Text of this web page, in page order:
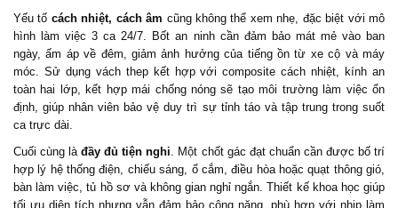
Yếu tố cách nhiệt, cách âm cũng không thể xem nhẹ, đặc biệt với mô
hình làm việc 3 ca 24/7. Bốt an ninh cần đảm bảo mát mẻ vào ban
ngày, ấm áp về đêm, giảm ảnh hưởng của tiếng ồn từ xe cộ và máy
móc. Sử dụng vách thep kết hợp với composite cách nhiệt, kính an
toàn hai lớp, kết hợp mái chống nóng sẽ tạo môi trường làm việc ổn
định, giúp nhân viên bảo vệ duy trì sự tỉnh táo và tập trung trong suốt
ca trực dài.
Cuối cùng làđầy đủ tiện nghi. Một chốt gác đạt chuẩn cần được bố trí
hợp lý hệ thống điện, chiếu sáng, ổ cắm, điều hòa hoặc quạt thông gió,
bàn làm việc, tủ hồ sơ và không gian nghỉ ngắn. Thiết kế khoa học giúp
tối ưu diện tích nhưng vẫn đảm bảo công năng, phù hợp với nhịp làm